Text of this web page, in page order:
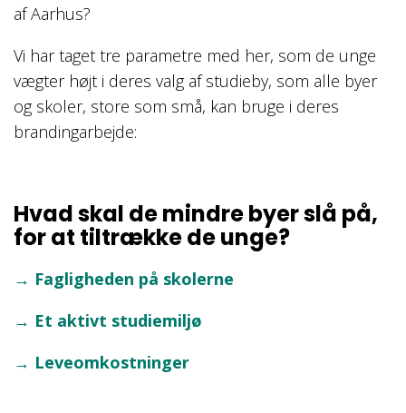
af Aarhus?
Vi har taget tre parametre med her, som de unge
vægter højt i deres valg af studieby, som alle byer
og skoler, store som små, kan bruge i deres
brandingarbejde:
Hvad skal de mindre byer slå på,
for at tiltrække de unge?
→ Fagligheden på skolerne
→ Et aktivt studiemiljø
→ Leveomkostninger